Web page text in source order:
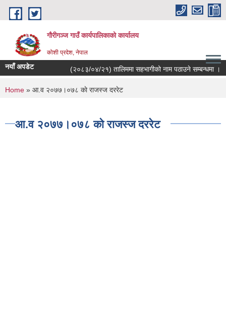
Skip to main content
गौरीगञ्‍ज गाउँ कार्यपालिकाको कार्यालय
कोशी प्रदेश, नेपाल
नयाँ अपडेट (२०८३/०४/२१) तालिममा सहभागीको नाम पठाउने सम्बन्धमा ।
You are here
Home » आ‍.व २०७७।०७८ काे राजस्ज दररेट
आ‍.व २०७७।०७८ काे राजस्ज दररेट